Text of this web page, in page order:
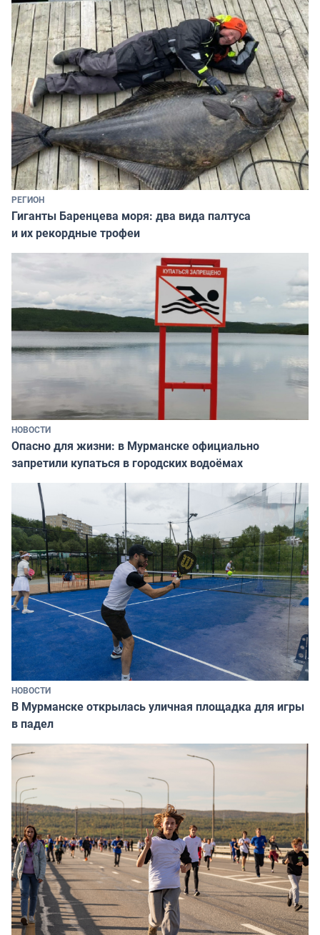
РЕГИОН
Гиганты Баренцева моря: два вида палтуса
и их рекордные трофеи
НОВОСТИ
Опасно для жизни: в Мурманске официально
запретили купаться в городских водоёмах
НОВОСТИ
В Мурманске открылась уличная площадка для игры
в падел